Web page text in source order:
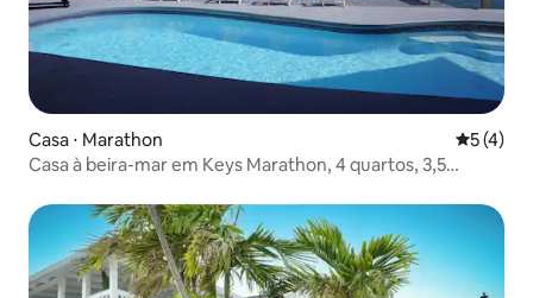
Casa ⋅ Marathon 5 de
5 (4)
Casa à beira-mar em Keys Marathon, 4 quartos, 3,5